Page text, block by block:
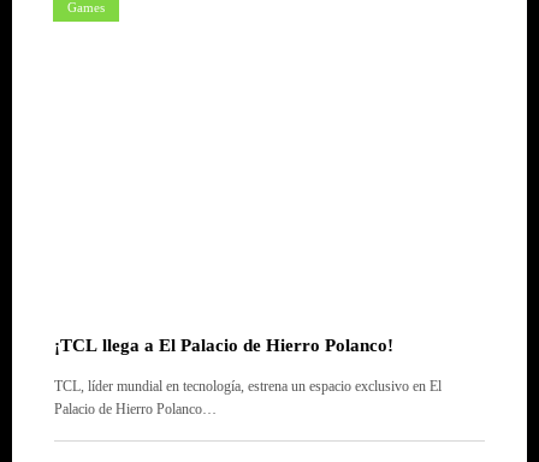
Games
¡TCL llega a El Palacio de Hierro Polanco!
TCL, líder mundial en tecnología, estrena un espacio exclusivo en El
Palacio de Hierro Polanco…